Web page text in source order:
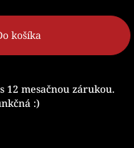
košíka
mesačnou zárukou.
:)